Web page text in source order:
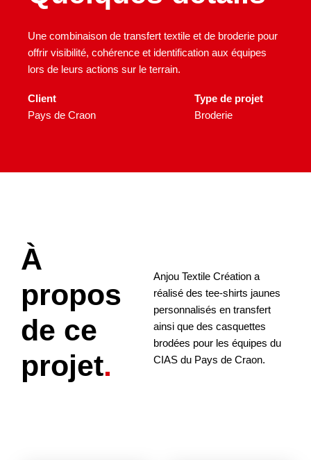
Une combinaison de transfert textile et de broderie pour
offrir visibilité, cohérence et identification aux équipes
lors de leurs actions sur le terrain.
Client
Pays de Craon
Type de projet
Broderie
À
propos
de ce
projet
Anjou Textile Création a
réalisé des tee-shirts jaunes
personnalisés en transfert
ainsi que des casquettes
brodées pour les équipes du
CIAS du Pays de Craon.